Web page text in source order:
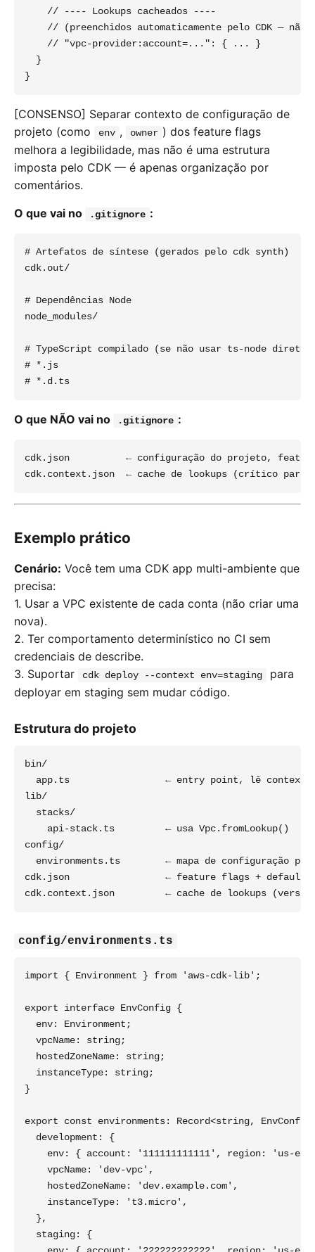
    // ---- Lookups cacheados ----
// (preenchidos automaticamente pelo CDK — não
    // "vpc-provider:account=...": { ... }
  }
[CONSENSO] Separar contexto de configuração de
projeto (como
env , owner ) dos feature flags
melhora a legibilidade, mas não é uma estrutura
imposta pelo CDK — é apenas organização por
comentários.
O que vai no
.gitignore :
# Artefatos de síntese (gerados pelo cdk synth)
cdk.out/
# Dependências Node
node_modules/
# TypeScript compilado (se não usar ts-node direto)
# *.js
O que NÃO vai no .gitignore :
cdk.json          ← configuração do projeto,
Exemplo prático
Cenário: Você tem uma CDK app multi-ambiente que
precisa:
1. Usar a VPC existente de cada conta (não criar uma
nova).
2. Ter comportamento determinístico no CI sem
credenciais de describe.
3. Suportar
cdk deploy --context env=staging
para
deployar em staging sem mudar código.
Estrutura do projeto
bin/
app.ts                 ← entry point, lê context
lib/
  stacks/
    api-stack.ts         ← usa Vpc.fromLookup()
config/
environments.ts        ← mapa de configuração por
cdk.json                 ← feature flags + default
config/environments.ts
import { Environment } from 'aws-cdk-lib';
export interface EnvConfig {
  env: Environment;
  vpcName: string;
  hostedZoneName: string;
  instanceType: string;
}
export const environments: Record<string,
  development: {
env: { account: '111111111111', region: 'us-
    vpcName: 'dev-vpc',
    hostedZoneName: 'dev.example.com',
    instanceType: 't3.micro',
  },
  staging: {